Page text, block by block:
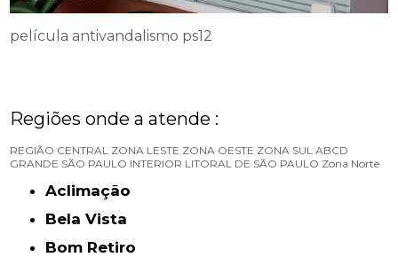
película antivandalismo ps12
Regiões onde a atende :
REGIÃO CENTRAL ZONA LESTE ZONA OESTE ZONA SUL ABCD
GRANDE SÃO PAULO INTERIOR LITORAL DE SÃO PAULO Zona Norte
Aclimação
Bela Vista
Bom Retiro